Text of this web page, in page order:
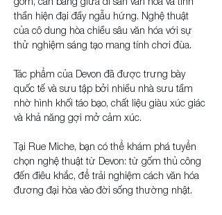
gốm, cân bằng giữa di sản văn hóa và tinh
thần hiện đại đầy ngẫu hứng. Nghệ thuật
của cô dung hòa chiều sâu văn hóa với sự
thử nghiệm sáng tạo mang tính chơi đùa.
Tác phẩm của Devon đã được trưng bày
quốc tế và sưu tập bởi nhiều nhà sưu tầm
nhờ hình khối táo bạo, chất liệu giàu xúc giác
và khả năng gợi mở cảm xúc.
Tại Rue Miche, bạn có thể khám phá tuyển
chọn nghệ thuật từ Devon: từ gốm thủ công
đến điêu khắc, để trải nghiệm cách văn hóa
đương đại hòa vào đời sống thường nhật.